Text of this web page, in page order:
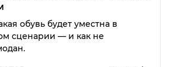
обувь будет уместна в
сценарии — и как не